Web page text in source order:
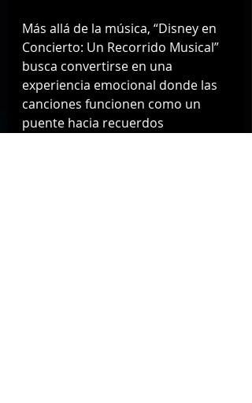
Más allá de la música, “Disney en
Concierto: Un Recorrido Musical”
busca convertirse en una
experiencia emocional donde las
canciones funcionen como un
puente hacia recuerdos